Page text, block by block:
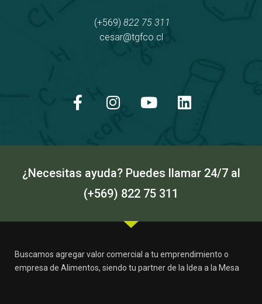
(+569) 822 75 311
cesar@tgfco.cl
c
e
o
k
s
t
g
a
m
u
t
b
n
k
d
n
¿Necesitas ayuda? Puedes llamar 24/7 al
(+569) 822 75 311
Buscamos agregar valor comercial a tu emprendimiento o
empresa de Alimentos, siendo tu partner de la Idea a la Mesa